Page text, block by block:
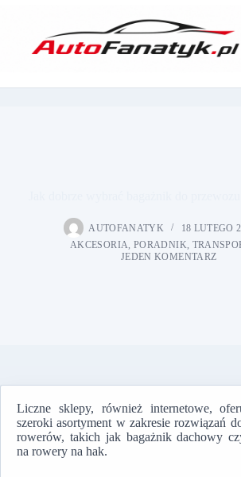
AUTOFANATYK
18 LUTEGO
AKCESORIA PORADNIK
JEDEN KOMENTARZ
Liczne sklepy, również internetowe,
szeroki asortyment w zakresie rozwiązań
rowerów, takich jak bagażnik dachowy
na rowery na hak.